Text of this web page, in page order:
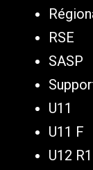
RSE
SASP
U11
U11 F
U12 R1